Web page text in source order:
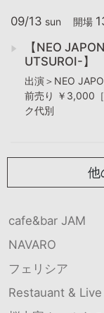
09/13 sun 開場
【NEO
UTSUROI-】
出演＞NEO
前売り ￥3,000
ク代別
他
cafe&bar JAM
NAVARO
フェリシア
Restauant & Live